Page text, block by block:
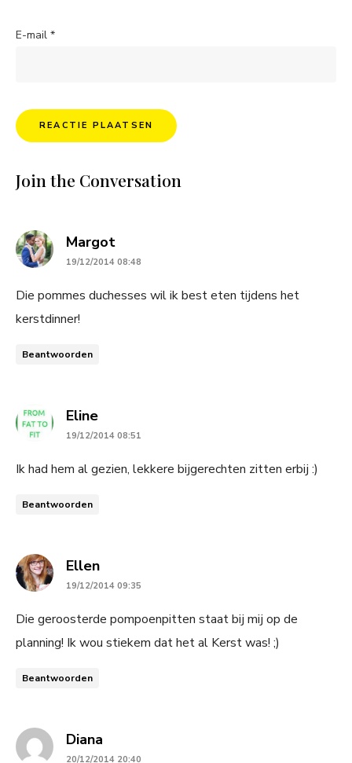
E-mail *
Join the Conversation
Margotsays:
19/12/2014 08:48
Die pommes duchesses wil ik best eten tijdens het
kerstdinner!
Beantwoorden
Elinesays:
19/12/2014 08:51
Ik had hem al gezien, lekkere bijgerechten zitten erbij :)
Beantwoorden
Ellensays:
19/12/2014 09:35
Die geroosterde pompoenpitten staat bij mij op de
planning! Ik wou stiekem dat het al Kerst was! ;)
Beantwoorden
Diana
20/12/2014 20:40